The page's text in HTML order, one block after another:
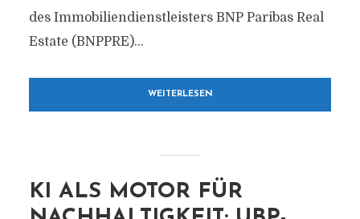
des Immobiliendienstleisters BNP Paribas Real
Estate (BNPPRE)...
WEITERLESEN
KI ALS MOTOR FÜR